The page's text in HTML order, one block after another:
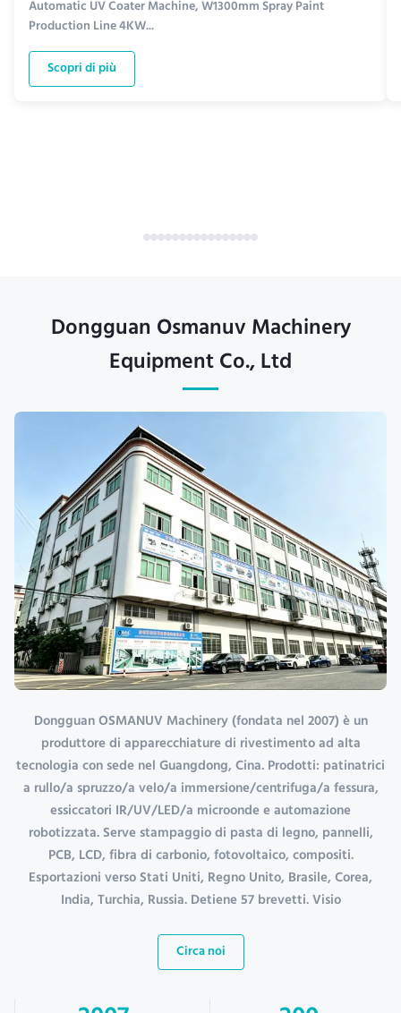
Automatic UV Coater Machine, W1300mm Spray Paint
Production Line 4KW...
Scopri di più
Dongguan Osmanuv Machinery
Equipment Co., Ltd
Dongguan OSMANUV Machinery (fondata nel 2007) è un
produttore di apparecchiature di rivestimento ad alta
tecnologia con sede nel Guangdong, Cina. Prodotti: patinatrici
a rullo/a spruzzo/a velo/a immersione/centrifuga/a fessura,
essiccatori IR/UV/LED/a microonde e automazione
robotizzata. Serve stampaggio di pasta di legno, pannelli,
PCB, LCD, fibra di carbonio, fotovoltaico, compositi.
Esportazioni verso Stati Uniti, Regno Unito, Brasile, Corea,
India, Turchia, Russia. Detiene 57 brevetti. Visio
Circa noi